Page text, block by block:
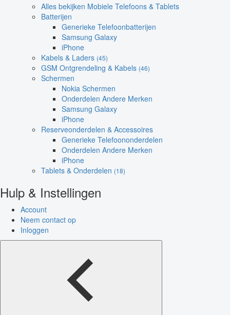
Alles bekijken Mobiele Telefoons & Tablets
Batterijen
Generieke Telefoonbatterijen
Samsung Galaxy
iPhone
Kabels & Laders (45)
GSM Ontgrendeling & Kabels (46)
Schermen
Nokia Schermen
Onderdelen Andere Merken
Samsung Galaxy
iPhone
Reserveonderdelen & Accessoires
Generieke Telefoononderdelen
Onderdelen Andere Merken
iPhone
Tablets & Onderdelen (18)
Hulp & Instellingen
Account
Neem contact op
Inloggen